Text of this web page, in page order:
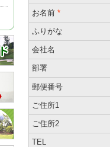
お名前 *
ふりがな
会社名
部署
郵便番号
ご住所1
ご住所2
TEL